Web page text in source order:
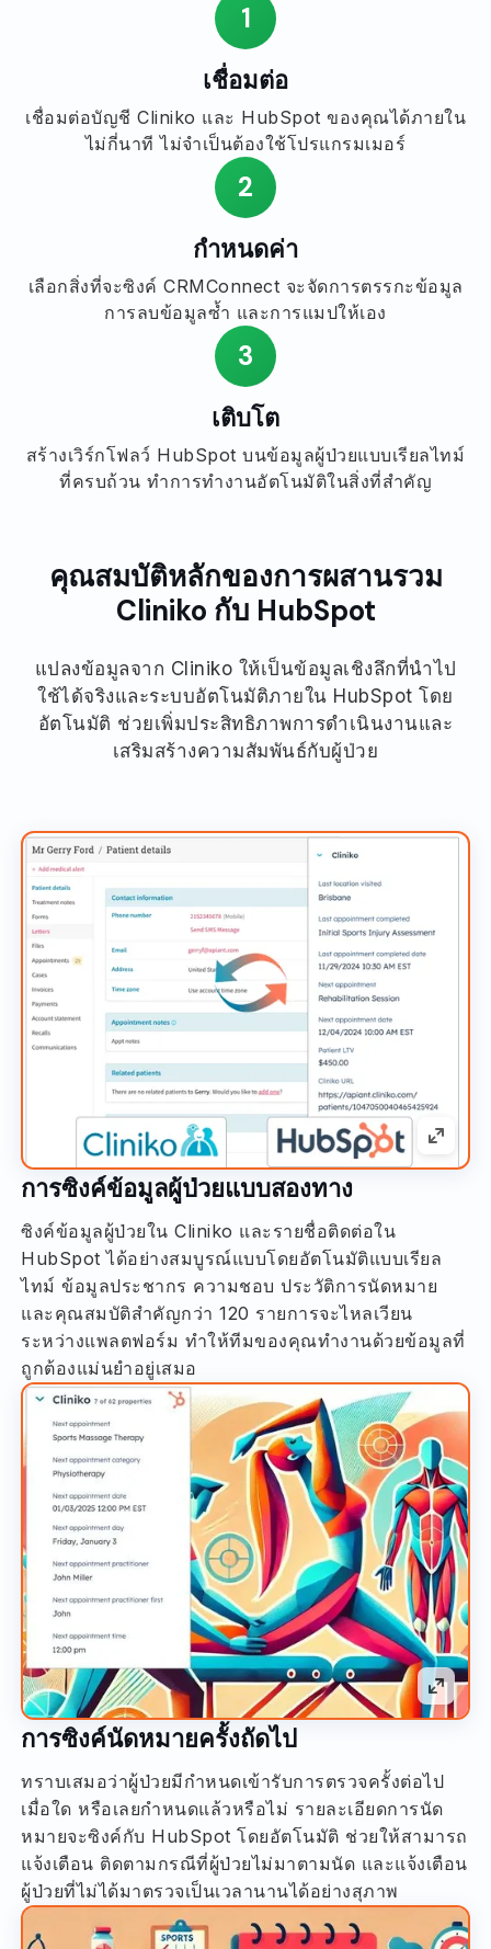
1
เชื่อมต่อ
เชื่อมต่อบัญชี Cliniko และ HubSpot ของคุณได้ภายใน
ไม่กี่นาที ไม่จำเป็นต้องใช้โปรแกรมเมอร์
2
กำหนดค่า
เลือกสิ่งที่จะซิงค์ CRMConnect จะจัดการตรรกะข้อมูล
การลบข้อมูลซ้ำ และการแมปให้เอง
3
เติบโต
สร้างเวิร์กโฟลว์ HubSpot บนข้อมูลผู้ป่วยแบบเรียลไทม์
ที่ครบถ้วน ทำการทำงานอัตโนมัติในสิ่งที่สำคัญ
คุณสมบัติหลักของการผสานรวม
Cliniko กับ HubSpot
แปลงข้อมูลจาก Cliniko ให้เป็นข้อมูลเชิงลึกที่นำไป
ใช้ได้จริงและระบบอัตโนมัติภายใน HubSpot โดย
อัตโนมัติ ช่วยเพิ่มประสิทธิภาพการดำเนินงานและ
เสริมสร้างความสัมพันธ์กับผู้ป่วย
การซิงค์ข้อมูลผู้ป่วยแบบสองทาง
ซิงค์ข้อมูลผู้ป่วยใน Cliniko และรายชื่อติดต่อใน
HubSpot ได้อย่างสมบูรณ์แบบโดยอัตโนมัติแบบเรียล
ไทม์ ข้อมูลประชากร ความชอบ ประวัติการนัดหมาย
และคุณสมบัติสำคัญกว่า 120 รายการจะไหลเวียน
ระหว่างแพลตฟอร์ม ทำให้ทีมของคุณทำงานด้วยข้อมูลที่
ถูกต้องแม่นยำอยู่เสมอ
การซิงค์นัดหมายครั้งถัดไป
ทราบเสมอว่าผู้ป่วยมีกำหนดเข้ารับการตรวจครั้งต่อไป
เมื่อใด หรือเลยกำหนดแล้วหรือไม่ รายละเอียดการนัด
หมายจะซิงค์กับ HubSpot โดยอัตโนมัติ ช่วยให้สามารถ
แจ้งเตือน ติดตามกรณีที่ผู้ป่วยไม่มาตามนัด และแจ้งเตือน
ผู้ป่วยที่ไม่ได้มาตรวจเป็นเวลานานได้อย่างสุภาพ